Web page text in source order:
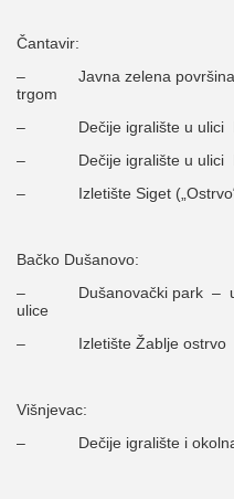
Čantavir:
– Javna zelena površina
trgom
– Dečije igralište u ulici
– Dečije igralište u ulici
– Izletište Siget
Bačko Dušanovo:
– Dušanovački park –
ulice
– Izletište Žablje ostrvo
Višnjevac:
– Dečije igralište i okolna